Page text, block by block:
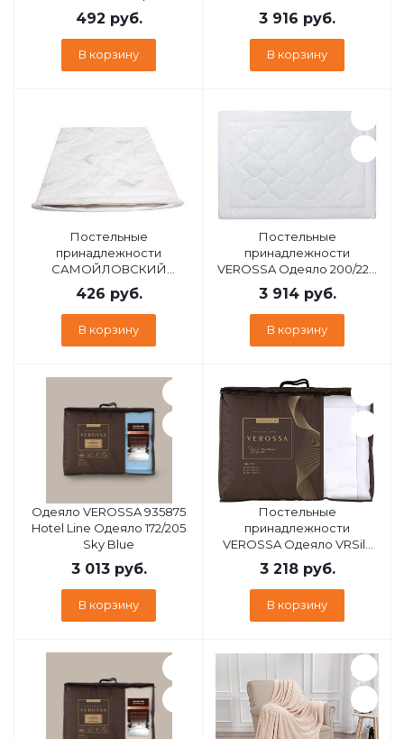
стеганный ультрастеп
492 руб.
В корзину
200/220 Шелк/ХБ 300 33
3 916 руб.
В корзину
Постельные
принадлежности
САМОЙЛОВСКИЙ
ТЕКСТИЛЬ СТ 50/70
ПЭСТ/CVC чехол сменный
стег,мол 35
426 руб.
В корзину
Постельные
принадлежности
VEROSSA Одеяло 200/220
ЗПУХ/ХБ (157824)
3 914руб.
В корзину
Одеяло VEROSSA 935875
Hotel Line Одеяло 172/205
Sky Blue
3 013руб.
В корзину
Постельные
принадлежности
VEROSSA Одеяло VRSilk
172/205 Шелк/ХБ 300 33
3 218руб.
В корзину